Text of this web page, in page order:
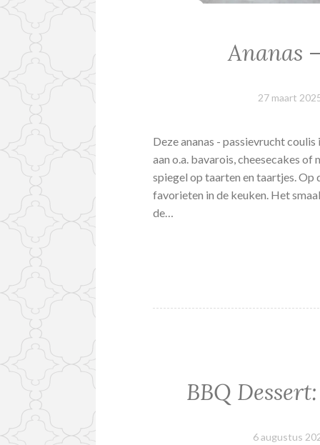
Ananas
27 maart
Deze ananas - passievrucht
aan o.a. bavarois, cheesecakes
spiegel op taarten en taartjes. Op
favorieten in de keuken. Het
de…
BBQ
6 augustus